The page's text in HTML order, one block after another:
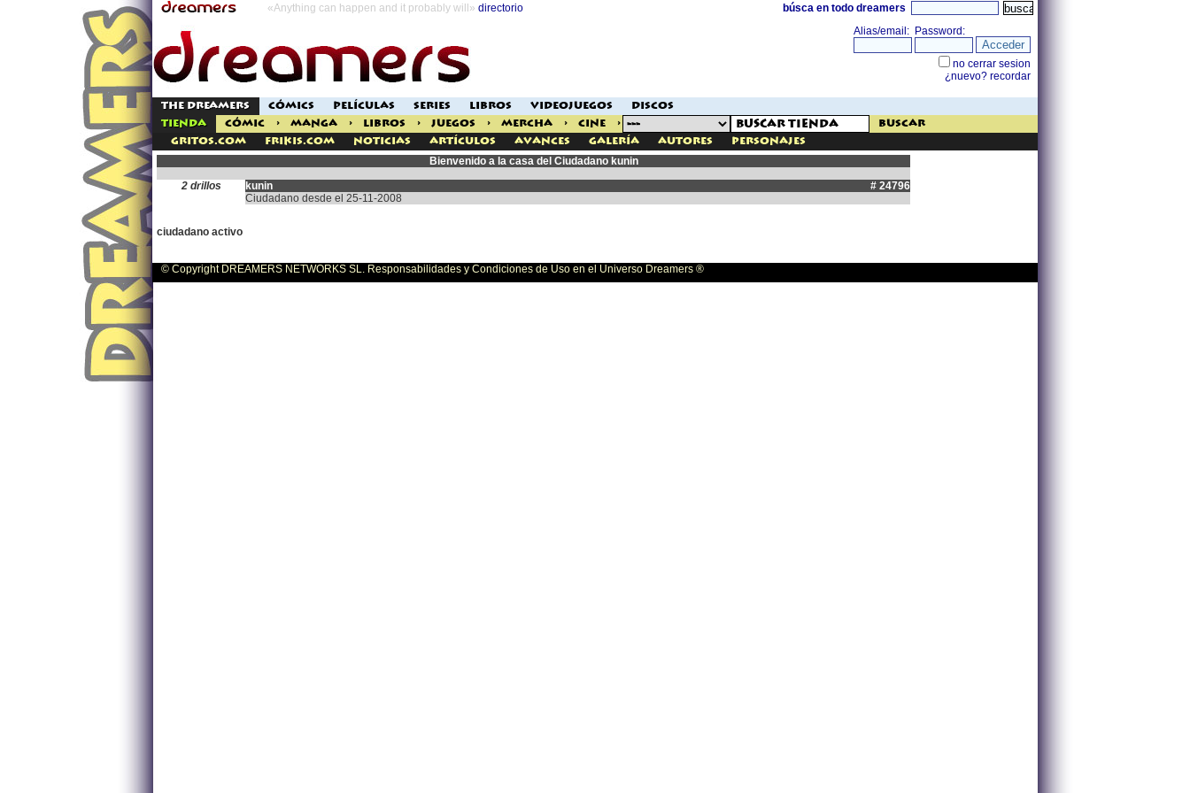
«Anything can happen and it probably will» directorio búsca en todo dreamers
THE DREAMERS CÓMICS PELÍCULAS SERIES LIBROS VIDEOJUEGOS
DISCOS
TIENDA
CÓMIC > MANGA > LIBROS > JUEGOS > MERCHA > CINE >
buscar
Gritos.com
Frikis.com Noticias Artículos Avances Galería Autores Personajes
Bienvenido a la casa del Ciudadano kunin
2 drillos
kunin
# 24796
Ciudadano desde el 25-11-2008
ciudadano activo
© Copyright DREAMERS NETWORKS SL. Responsabilidades y Condiciones de Uso en el Universo Dreamers ®